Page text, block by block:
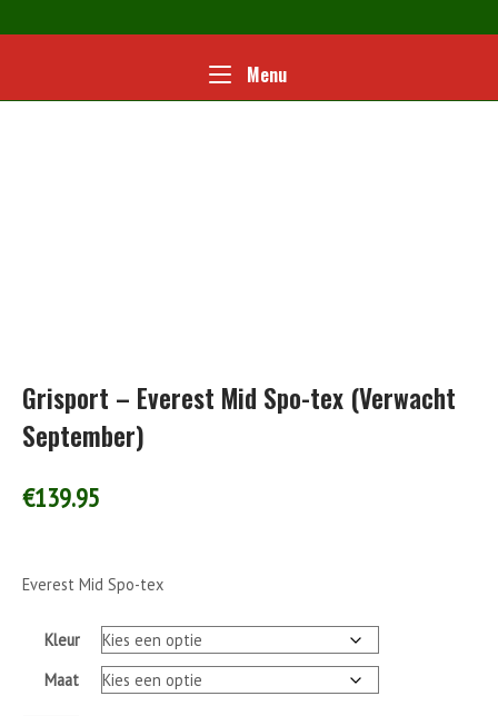
naar
Home
MenuMenu
Grisport – Everest Mid Spo-tex (Verwacht
September)
€139.95
Everest Mid Spo-tex
Kleur
Maat